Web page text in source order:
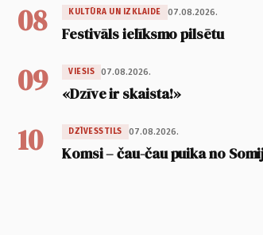
08 KULTŪRA UN IZKLAIDE 07.08.2026.
Festivāls ielīksmo pilsētu
09 VIESIS 07.08.2026.
«Dzīve ir skaista!»
10 DZĪVESSTILS 07.08.2026.
Komsi – čau-čau puika no